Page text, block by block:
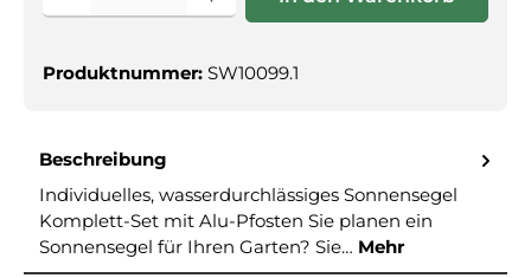
Produktnummer: SW10099.1
Beschreibung
Individuelles, wasserdurchlässiges Sonnensegel
Komplett-Set mit Alu-Pfosten Sie planen ein
Sonnensegel für Ihren Garten? Sie… Mehr